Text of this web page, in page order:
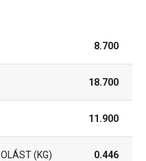
8.700
18.700
11.900
(KG) 0.446